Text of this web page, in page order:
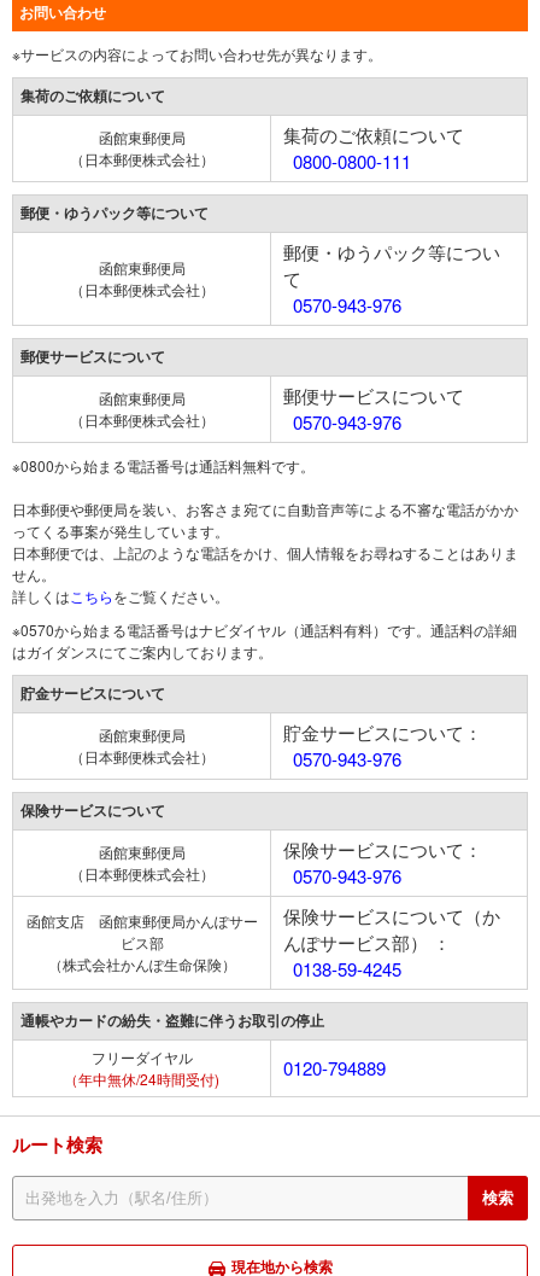
お問い合わせ
※サービスの内容によってお問い合わせ先が異なります。
集荷のご依頼について
函館東郵便局
（日本郵便株式会社）
集荷のご依頼について
0800-0800-111
郵便・ゆうパック等について
函館東郵便局
（日本郵便株式会社）
郵便・ゆうパック等につい
て
0570-943-976
郵便サービスについて
函館東郵便局
（日本郵便株式会社）
郵便サービスについて
0570-943-976
※0800から始まる電話番号は通話料無料です。
日本郵便や郵便局を装い、お客さま宛てに自動音声等による不審な電話がかか
ってくる事案が発生しています。
日本郵便では、上記のような電話をかけ、個人情報をお尋ねすることはありま
せん。
詳しくは こちらをご覧ください。
※0570から始まる電話番号はナビダイヤル（通話料有料）です。通話料の詳細
はガイダンスにてご案内しております。
貯金サービスについて
函館東郵便局
（日本郵便株式会社）
貯金サービスについて：
0570-943-976
保険サービスについて
函館東郵便局
（日本郵便株式会社）
保険サービスについて：
0570-943-976
函館支店 函館東郵便局かんぽサー
ビス部
（株式会社かんぽ生命保険）
保険サービスについて（か
んぽサービス部） ：
0138-59-4245
通帳やカードの紛失・盗難に伴うお取引の停止
フリーダイヤル
（年中無休/24時間受付)
0120-794889
ルート検索
現在地から検索